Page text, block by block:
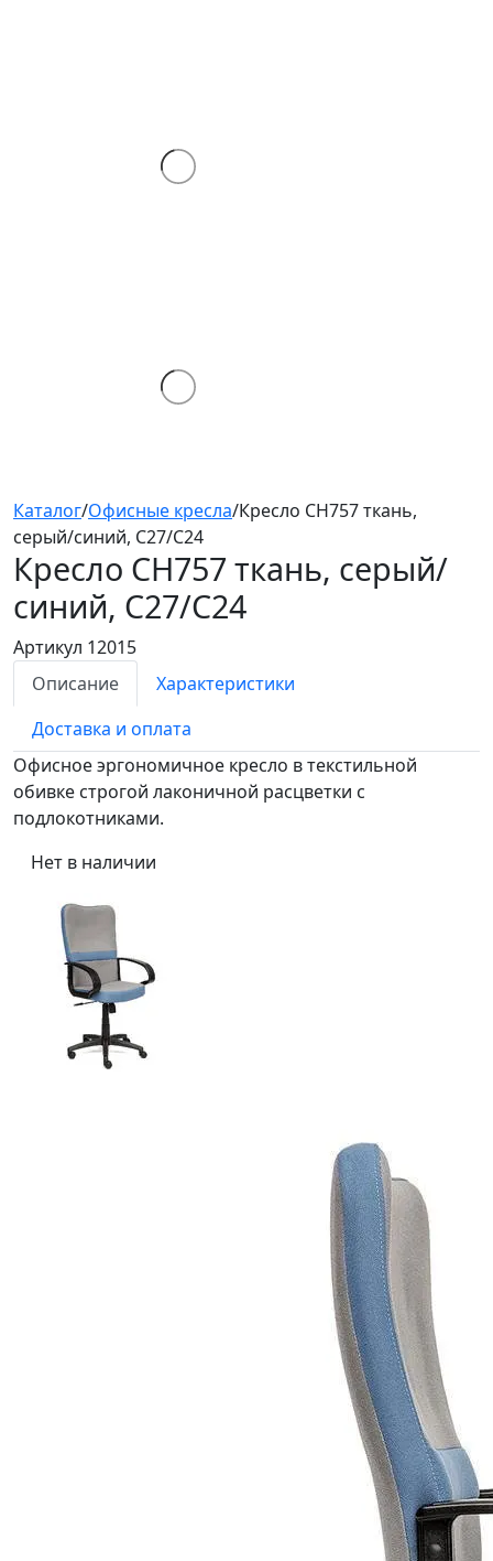
Каталог/Офисные кресла/Кресло СН757 ткань,
серый/синий, С27/С24
Кресло СН757 ткань, серый/
синий, С27/С24
Артикул 12015
Описание
Характеристики
Доставка и оплата
Офисное эргономичное кресло в текстильной
обивке строгой лаконичной расцветки с
подлокотниками.
Нет в наличии